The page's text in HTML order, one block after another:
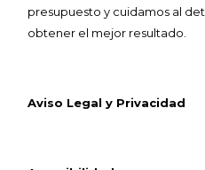
presupuesto y cuidamos al
obtener el mejor resultado.
Aviso Legal y Privacidad